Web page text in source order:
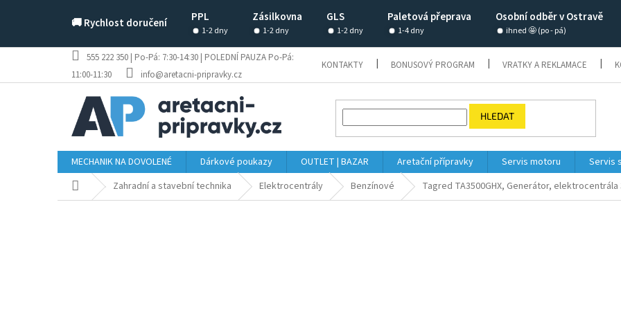
🚚 Rychlost doručení PPL Zásilkovna GLS Paletová přeprava Osobní odběr v Ostravě
1-2 dny 1-2 dny 1-2 dny 1-4 dny ihned 🤩 (po - pá)
555 222 350 | Po-Pá: 7:30-14:30 | POLEDNÍ PAUZA Po-Pá:
11:00-11:30
info@aretacni-pripravky.cz
KONTAKTY BONUSOVÝ PROGRAM VRATKY A REKLAMACE
HLEDAT
MECHANIK NA DOVOLENÉ Dárkové poukazy OUTLET | BAZAR Aretační přípravky Servis motoru Servis
Domů Zahradní a stavební technika Elektrocentrály Benzínové Tagred TA3500GHX, Generátor,